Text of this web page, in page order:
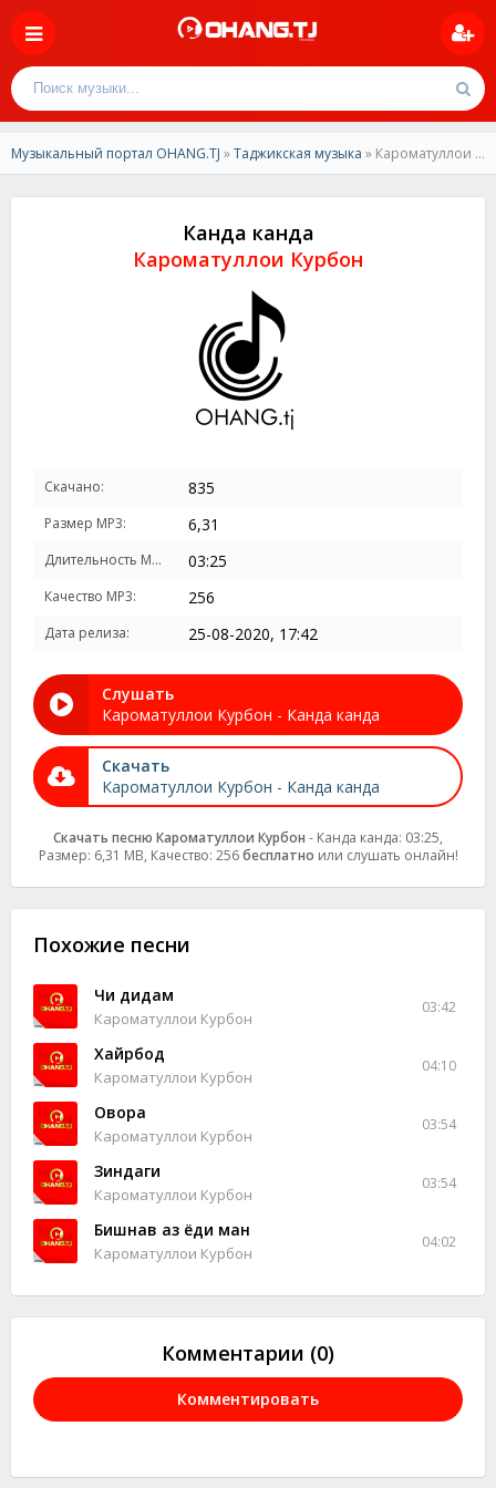
Музыкальный портал OHANG.TJ »Таджикская музыка » Кароматуллои Курбон-Канда канда
Канда канда
Кароматуллои Курбон
Скачано: 835
Размер MP3: 6,31
Длительность MP3: 03:25
Качество MP3: 256
Дата релиза: 25-08-2020, 17:42
Слушать
Кароматуллои Курбон - Канда канда
Скачать
Кароматуллои Курбон - Канда канда
Скачать песню Кароматуллои Курбон - Канда канда: 03:25,
Размер: 6,31 MB, Качество: 256бесплатно или слушать онлайн!
Похожие песни
Чи дидам
Кароматуллои Курбон
03:42
Хайрбод
Кароматуллои Курбон
04:10
Овора
Кароматуллои Курбон
03:54
Зиндаги
Кароматуллои Курбон
03:54
Бишнав аз ёди ман
Кароматуллои Курбон
04:02
Комментарии (0)
Комментировать